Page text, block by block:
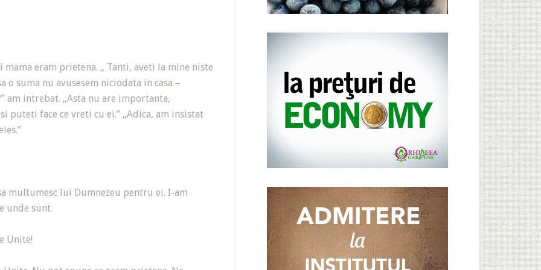
mama eram prietena. „ Tanti, aveti la mine niste
o suma nu avusesem niciodata in casa –
am intrebat. „Asta nu are importanta,
puteti face ce vreti cu ei.” „Adica, am insistat
multumesc lui Dumnezeu pentru ei. I-am
unde sunt.
Unite!